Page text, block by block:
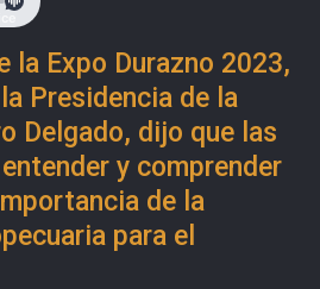
la Expo Durazno 2023,
Presidencia de la
Delgado, dijo que las
y comprender
de la
para el